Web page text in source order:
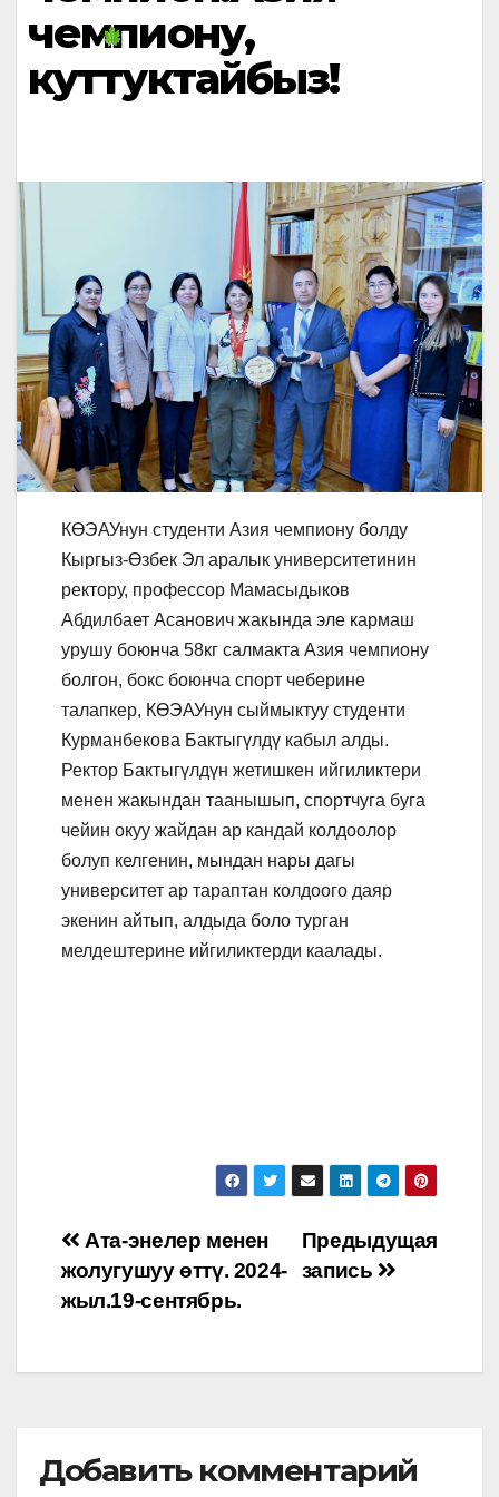
чемпиону,
куттуктайбыз!
КӨЭАУнун студенти Азия чемпиону болду
Кыргыз-Өзбек Эл аралык университетинин
ректору, профессор Мамасыдыков
Абдилбает Асанович жакында эле кармаш
урушу боюнча 58кг салмакта Азия чемпиону
болгон, бокс боюнча спорт чеберине
талапкер, КӨЭАУнун сыймыктуу студенти
Курманбекова Бактыгүлдү кабыл алды.
Ректор Бактыгүлдүн жетишкен ийгиликтери
менен жакындан таанышып, спортчуга буга
чейин окуу жайдан ар кандай колдоолор
болуп келгенин, мындан нары дагы
университет ар тараптан колдоого даяр
экенин айтып, алдыда боло турган
мелдештерине ийгиликтерди каалады.
Навигация
по
Предыдущая
запись
Ата-энелер менен
жолугушуу өттү. 2024-
жыл.19-сентябрь.
Добавить комментарий